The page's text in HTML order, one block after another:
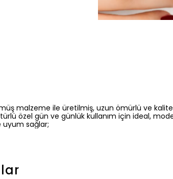
malzeme ile üretilmiş, uzun ömürlü ve kaliteli
özel gün ve günlük kullanım için ideal,
uyum sağlar;